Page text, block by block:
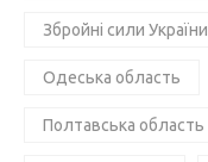
Збройні сили України
Одеська область
Полтавська область